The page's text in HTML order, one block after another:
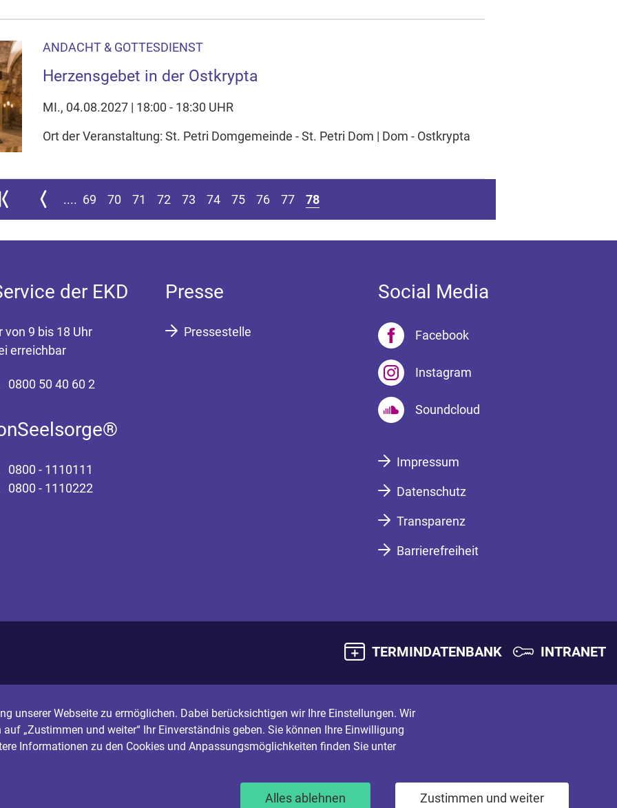
ANDACHT & GOTTESDIENST
Herzensgebet in der Ostkrypta
MI., 04.08.2027 | 18:00 - 18:30 UHR
Ort der Veranstaltung: St. Petri Domgemeinde - St. Petri Dom | Dom - Ostkrypta
Zur ersten Seite springen
Zur vorherigen Seite
.... 69 70 71 72 73 74 75 76 77 78
der EKD
von 9 bis 18 Uhr
erreichbar
0800 50 40 60 2
0800 - 1110111
0800 - 1110222
Presse
Pressestelle
Social Media
Facebook
Instagram
Soundcloud
Impressum
Datenschutz
Transparenz
Barrierefreiheit
TERMINDATENBANK INTRANET
unserer Webseite zu ermöglichen. Dabei berücksichtigen wir Ihre Einstellungen. Wir
„Zustimmen und weiter“ Ihr Einverständnis geben. Sie können Ihre Einwilligung
Informationen zu den Cookies und Anpassungsmöglichkeiten finden Sie unter
Alles ablehnen Zustimmen und weiter